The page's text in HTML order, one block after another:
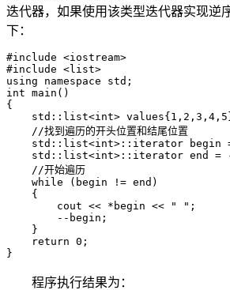
迭代器，如果使用该类型迭代器实现逆
下：
#include <iostream>
#include <list>
using namespace std;
int main()
{
std::list<int>
    //找到遍历的开头位置和结尾位置
std::list<int>::iterator begin
std::list<int>::iterator end =
    //开始遍历
    while (begin != end)
    {
        cout << *begin << " ";
        --begin;
    }
    return 0;
}
程序执行结果为：